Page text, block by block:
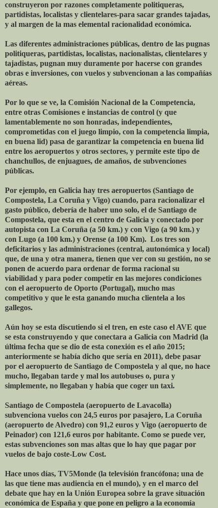
construyeron por razones completamente politiqueras,
partidistas, localistas y clientelares-para sacar grandes tajadas,
y al margen de la mas elemental racionalidad económica.
Las diferentes administraciones públicas, dentro de las pugnas
politiqueras, partidistas, localistas, nacionalistas, clientelares y
tajadistas, pugnan muy duramente por hacerse con grandes
obras e inversiones, con vuelos y subvencionan a las compañías
aéreas.
Por lo que se ve, la Comisión Nacional de la Competencia,
entre otras Comisiones e instancias de control (y que
lamentablemente no son honradas, independientes,
comprometidas con el juego limpio, con la competencia limpia,
en buena lid) pasa de garantizar la competencia en buena lid
entre los aeropuertos y otros sectores, y permite este tipo de
chanchullos, de enjuagues, de amaños, de subvenciones
públicas.
Por ejemplo, en Galicia hay tres aeropuertos (Santiago de
Compostela, La Coruña y Vigo) cuando, para racionalizar el
gasto público, debería de haber uno solo, el de Santiago de
Compostela, que esta en el centro de Galicia y conectado por
autopista con La Coruña (a 50 km.) y con Vigo (a 90 km.) y
con Lugo (a 100 km.) y Orense (a 100 Km). Los tres son
deficitarios y las administraciones (central, autonómica y local)
que, de una y otra manera, tienen que ver con su gestión, no se
ponen de acuerdo para ordenar de forma racional su
viabilidad y para poder competir en las mejores condiciones
con el aeropuerto de Oporto (Portugal), mucho mas
competitivo y que le esta ganando mucha clientela a los
gallegos.
Aún hoy se esta discutiendo si el tren, en este caso el AVE que
se esta construyendo y que conectara a Galicia con Madrid (la
última fecha que se dio de esta conexión es el año 2015;
anteriormente se había dicho que sería en 2011), debe pasar
por el aeropuerto de Santiago de Compostela y al que, no hace
mucho, llegaban tarde y mal los autobuses o, pura y
simplemente, no llegaban y había que coger un taxi.
Santiago de Compostela (aeropuerto de Lavacolla)
subvenciona vuelos con 24,5 euros por pasajero, La Coruña
(aeropuerto de Alvedro) con 91,2 euros y Vigo (aeropuerto de
Peinador) con 121,6 euros por habitante. Como se puede ver,
estas subvenciones son mas altas que lo hay que pagar por
vuelos de bajo coste-Low Cost.
Hace unos días, TV5Monde (la televisión francófona; una de
las que tiene mas audiencia en el mundo), y en el marco del
debate que hay en la Unión Europea sobre la grave situación
económica de España y que pone en peligro a la economía